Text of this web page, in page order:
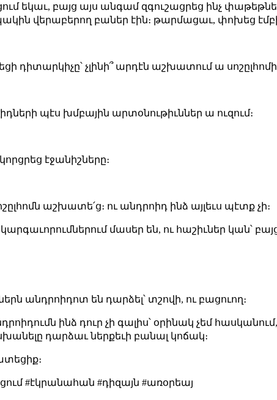
եկաւ, բայց այս անգամ զգուշացրեց ինչ
վերաբերող բաներ էին։ թարմացաւ, փոխեց
դիտարկիչը՝ չլինի՞ արդէն աշխատում ա
պէս խմբային արտօնութիւններ ա ուզում։
էջանիշները։
աշխատե՛ց։ ու անդրոիդ ինձ այլեւս պէտք չի։
կարգաւորումներում մասեր են, ու հաշիւներ կան՝
անդրոիդոտ են դարձել՝ տշովի, ու բացուող։
ինձ դուր չի գալիս՝ օրինակ չեմ հասկանում,
դարձաւ ներքեւի բանալ կոճակ։
#էկրանահան #դիզայն #առօրեայ